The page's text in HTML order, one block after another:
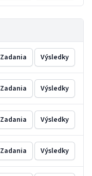
Zadania Výsledky
Zadania Výsledky
Zadania Výsledky
Zadania Výsledky